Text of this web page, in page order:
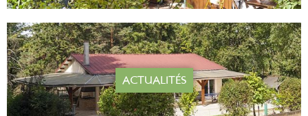
ACTUALITÉS